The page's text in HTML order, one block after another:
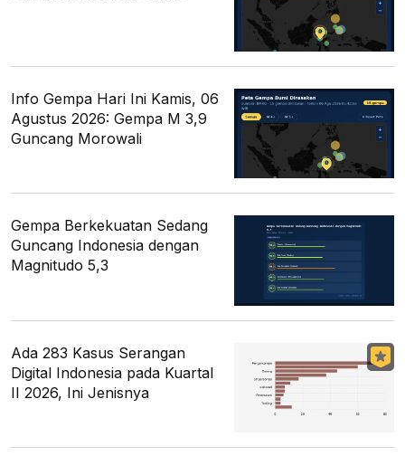
Info Gempa Hari Ini Kamis, 06
Agustus 2026: Gempa M 3,9
Guncang Morowali
Gempa Berkekuatan Sedang
Guncang Indonesia dengan
Magnitudo 5,3
Ada 283 Kasus Serangan
Digital Indonesia pada Kuartal
II 2026, Ini Jenisnya